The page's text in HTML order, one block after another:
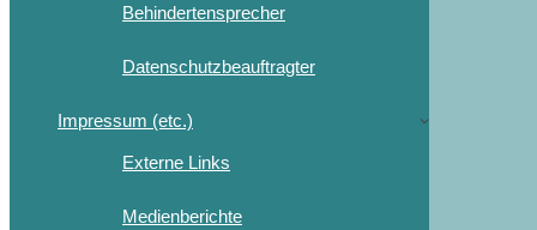
Behindertensprecher
Datenschutzbeauftragter
Impressum (etc.)
Externe Links
Medienberichte